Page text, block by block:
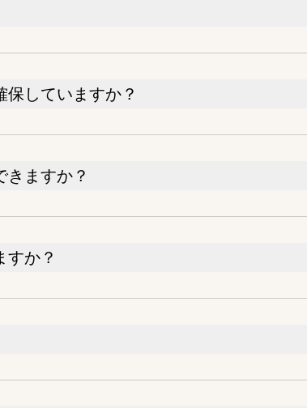
していますか？
きますか？
すか？